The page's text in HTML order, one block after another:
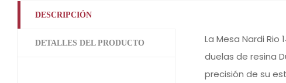
DESCRIPCIÓN
DETALLES DEL PRODUCTO
La Mesa Nardi
duelas de resina
precisión de su